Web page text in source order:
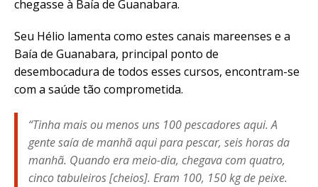
chegasse à Baía de Guanabara.
Seu Hélio lamenta como estes canais mareenses e a
Baía de Guanabara, principal ponto de
desembocadura de todos esses cursos, encontram-se
com a saúde tão comprometida.
“Tinha mais ou menos uns 100 pescadores aqui. A
gente saía de manhã aqui para pescar, seis horas da
manhã. Quando era meio-dia, chegava com quatro,
cinco tabuleiros [cheios]. Eram 100, 150 kg de peixe.